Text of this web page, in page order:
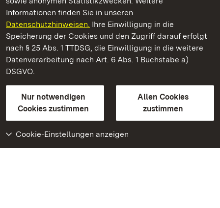
Informationen finden Sie in unseren
Datenschutzhinweisen. Ihre Einwilligung in die
Speicherung der Cookies und den Zugriff darauf erfolgt
nach § 25 Abs. 1 TTDSG, die Einwilligung in die weitere
Datenverarbeitung nach Art. 6 Abs. 1 Buchstabe a)
DSGVO.
Nur notwendigen
Cookies zustimmen
Allen Cookies
zustimmen
Cookie-Einstellungen anzeigen
Staatliche Schlösser und Gärten Baden‑Württemberg
Staatliche Schlösser und Gärten Baden-Württemberg
Kontakt
GebärdenspracheLeichte Sprache
Erklärung zur Barrierefreiheit
BITV-konform (geprüfte Seiten)
Weiteres